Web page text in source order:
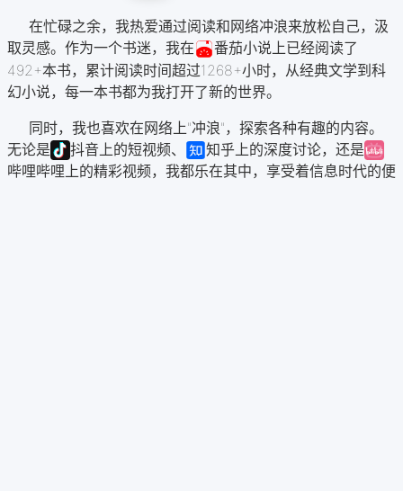
在忙碌之余，我热爱通过阅读和网络冲浪来放松自己，汲
取灵感。作为一个书迷，我在
番茄小说上已经阅读了
492+本书，累计阅读时间超过1268+小时，从经典文学到科
幻小说，每一本书都为我打开了新的世界。
同时，我也喜欢在网络上"冲浪"，探索各种有趣的内容。
无论是
抖音上的短视频、
知乎上的深度讨论，还是
哔哩哔哩上的精彩视频，我都乐在其中，享受着信息时代的便